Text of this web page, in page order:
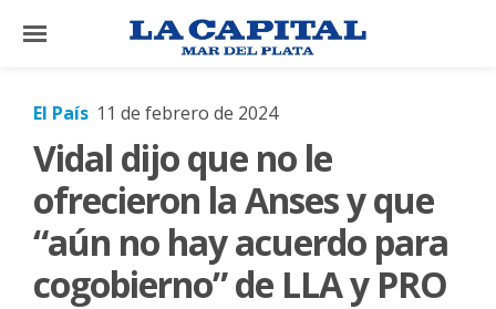
×
El
País
El
Mundo
La
El País 11 de febrero de 2024
Vidal dijo que no le
ofrecieron la Anses y que
“aún no hay acuerdo para
cogobierno” de LLA y PRO